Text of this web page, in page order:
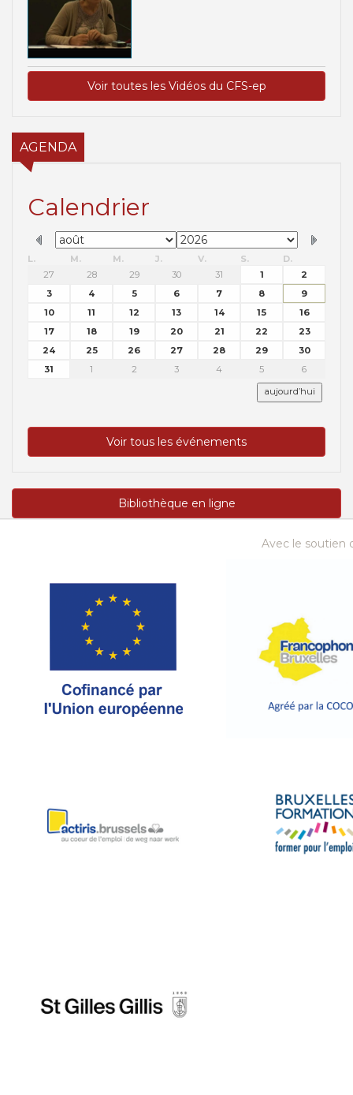
Voir toutes les Vidéos du CFS-ep
AGENDA
Calendrier
L. M. M. J. V. S.
D.
27
28 29 30 31 1
2
3
4 5 6 7 8
9
10
11 12 13 14 15
16
17
18 19 20 21 22
23
24
25 26 27 28 29
30
31
1 2 3 4 5 6
aujourd’hui
Voir tous les événements
Bibliothèque en ligne
Avec le soutien